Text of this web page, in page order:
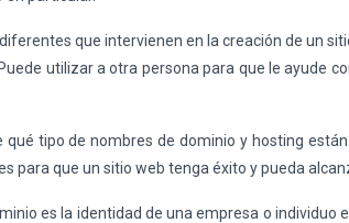
que intervienen en la creación de un
utilizar a otra persona para que le ayude
qué tipo de nombres de dominio y hosting
para que un sitio web tenga éxito y pueda
es la identidad de una empresa o individuo